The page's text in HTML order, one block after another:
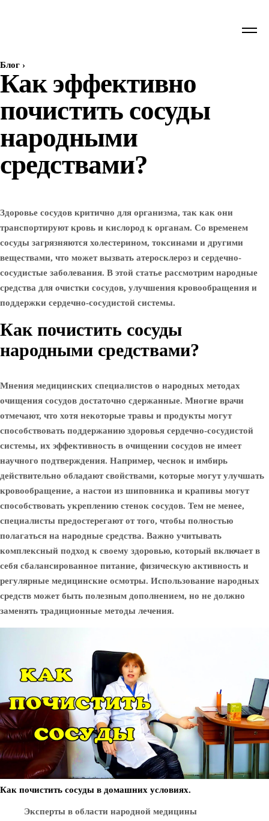
Блог ›
Как эффективно
почистить сосуды
народными
средствами?
Здоровье сосудов критично для организма, так как они
транспортируют кровь и кислород к органам. Со временем
сосуды загрязняются холестерином, токсинами и другими
веществами, что может вызвать атеросклероз и сердечно-
сосудистые заболевания. В этой статье рассмотрим народные
средства для очистки сосудов, улучшения кровообращения и
поддержки сердечно-сосудистой системы.
Как почистить сосуды
народными средствами?
Мнения медицинских специалистов о народных методах
очищения сосудов достаточно сдержанные. Многие врачи
отмечают, что хотя некоторые травы и продукты могут
способствовать поддержанию здоровья сердечно-сосудистой
системы, их эффективность в очищении сосудов не имеет
научного подтверждения. Например, чеснок и имбирь
действительно обладают свойствами, которые могут улучшать
кровообращение, а настои из шиповника и крапивы могут
способствовать укреплению стенок сосудов. Тем не менее,
специалисты предостерегают от того, чтобы полностью
полагаться на народные средства. Важно учитывать
комплексный подход к своему здоровью, который включает в
себя сбалансированное питание, физическую активность и
регулярные медицинские осмотры. Использование народных
средств может быть полезным дополнением, но не должно
заменять традиционные методы лечения.
Как почистить сосуды в домашних условиях.
Эксперты в области народной медицины